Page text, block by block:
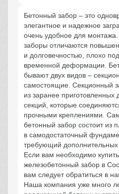
Бетонный забор – это
элегантное и надежное
очень удобное для
заборы отличаются
и долговечностью, плохо
временной деформации.
бывают двух видов –
самостоящие. Секционный
из заранее приготовленных
секций, которые
прочными креплениями.
бетонный забор состоит из
в самодостаточный
требующий дополнительных
Если вам необходимо купить
железобетонный забор в
вам следует обратиться в
Наша компания уже много